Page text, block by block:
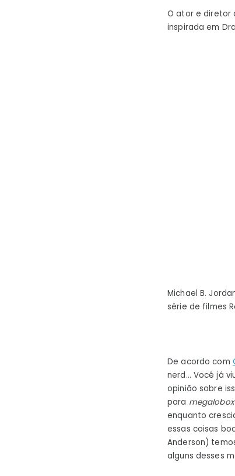
O ator e diretor
inspirada em
Michael B.
série de filmes
De acordo com
nerd… Você já
opinião sobre
para megalobox
enquanto
essas coisas
Anderson)
alguns desses